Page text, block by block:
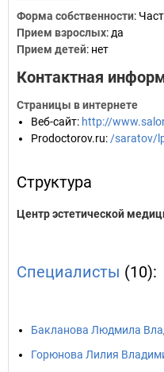
Форма собственности:
Прием взрослых: да
Прием детей: нет
Контактная
Страницы в интернете
Веб-сайт: http://
Prodoctorov.ru: /saratov/
Структура
Центр эстетической
Специалисты (10):
Бакланова Людмила
Горюнова Лилия